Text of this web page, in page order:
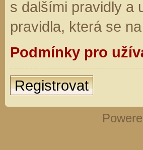
s dalšími pravidly a
pravidla, která se
Podmínky pro
Registrovat